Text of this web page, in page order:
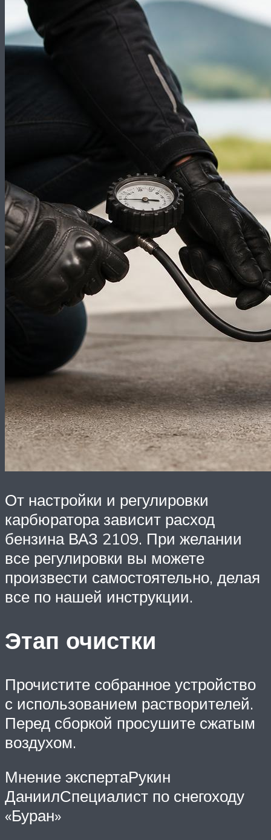
От настройки и регулировки
карбюратора зависит расход
бензина ВАЗ 2109. При желании
все регулировки вы можете
произвести самостоятельно, делая
все по нашей инструкции.
Этап очистки
Прочистите собранное устройство
с использованием растворителей.
Перед сборкой просушите сжатым
воздухом.
Мнение экспертаРукин
ДаниилСпециалист по снегоходу
«Буран»